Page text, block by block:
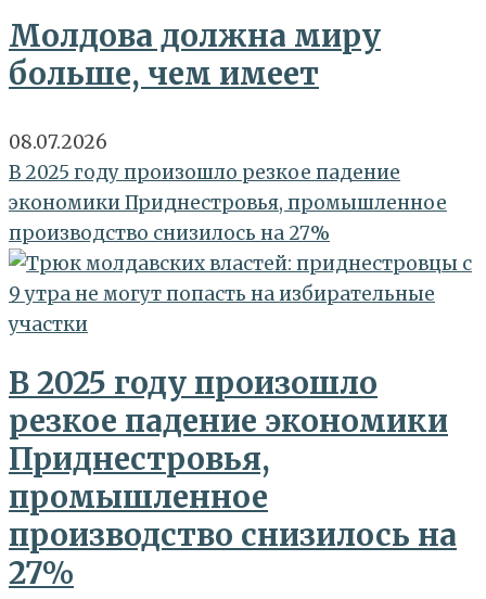
Молдова должна миру
больше, чем имеет
08.07.2026
В 2025 году произошло резкое падение
экономики Приднестровья, промышленное
производство снизилось на 27%
В 2025 году произошло
резкое падение экономики
Приднестровья,
промышленное
производство снизилось на
27%